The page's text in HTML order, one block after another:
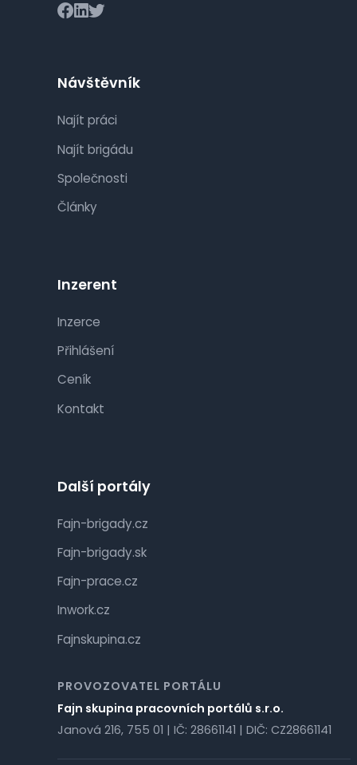
Návštěvník
Najít práci
Najít brigádu
Společnosti
Články
Inzerent
Inzerce
Přihlášení
Ceník
Kontakt
Další portály
Fajn-brigady.cz
Fajn-brigady.sk
Fajn-prace.cz
Inwork.cz
Fajnskupina.cz
PROVOZOVATEL PORTÁLU
Fajn skupina pracovních portálů s.r.o.
Janová 216, 755 01 | IČ: 28661141 | DIČ: CZ28661141